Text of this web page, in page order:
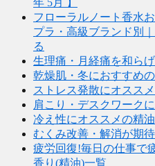
フローラルノート香水
プラ・高級ブランド別
る
生理痛・月経痛を和ら
乾燥肌・冬におすすめ
ストレス発散にオスス
肩こり・デスクワーク
冷え性にオススメの精
むくみ改善・解消が期
疲労回復!毎日の仕事で
香り(精油)一覧